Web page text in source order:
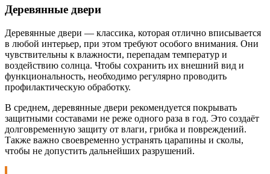
Деревянные двери
Деревянные двери — классика, которая отлично вписывается
в любой интерьер, при этом требуют особого внимания. Они
чувствительны к влажности, перепадам температур и
воздействию солнца. Чтобы сохранить их внешний вид и
функциональность, необходимо регулярно проводить
профилактическую обработку.
В среднем, деревянные двери рекомендуется покрывать
защитными составами не реже одного раза в год. Это создаёт
долговременную защиту от влаги, грибка и повреждений.
Также важно своевременно устранять царапины и сколы,
чтобы не допустить дальнейших разрушений.